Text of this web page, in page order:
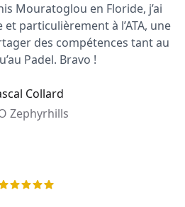
Mouratoglou en Floride, j’ai
particulièrement à l’ATA, une
des compétences tant au
Padel. Bravo !
Collard
Zephyrhills